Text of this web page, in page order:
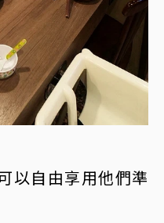
以自由享用他們準